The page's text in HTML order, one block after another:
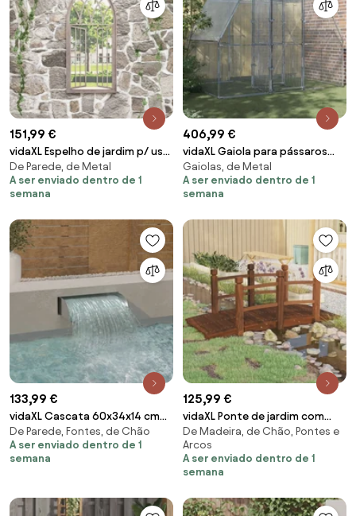
151,99 €
vidaXL Espelho de jardim p/ uso
exterior ferro 100x45 cm cor de
areia
De Parede, de Metal
A ser enviado dentro de 1
semana
406,99 €
vidaXL Gaiola para pássaros
com porta aço galvanizado
prateado
Gaiolas, de Metal
A ser enviado dentro de 1
semana
133,99 €
vidaXL Cascata 60x34x14 cm
aço inoxidável 304
De Parede, Fontes, de Chão
A ser enviado dentro de 1
semana
125,99 €
vidaXL Ponte de jardim com
corrimões 150x67x56 cm abeto
maciço
De Madeira, de Chão, Pontes e
Arcos
A ser enviado dentro de 1
semana